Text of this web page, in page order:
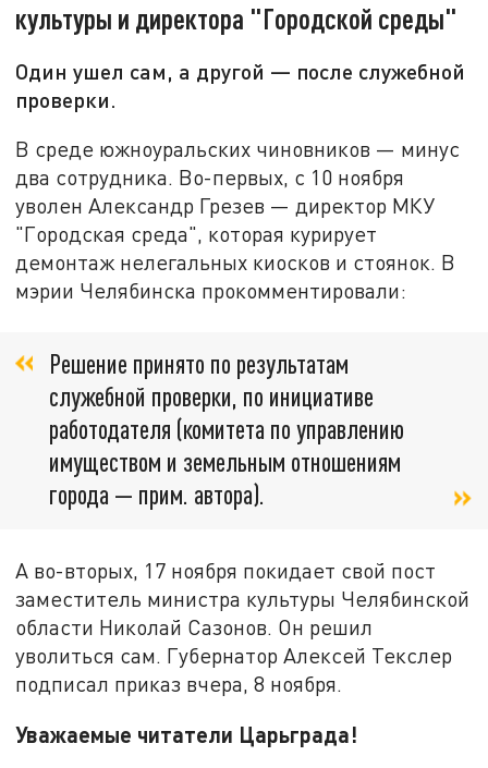
культуры и директора "Городской среды"
Один ушел сам, а другой — после служебной
проверки.
В среде южноуральских чиновников — минус
два сотрудника. Во-первых, с 10 ноября
уволен Александр Грезев — директор МКУ
"Городская среда", которая курирует
демонтаж нелегальных киосков и стоянок. В
мэрии Челябинска прокомментировали:
Решение принято по результатам
служебной проверки, по инициативе
работодателя (комитета по управлению
имуществом и земельным отношениям
города — прим. автора).
А во-вторых, 17 ноября покидает свой пост
заместитель министра культуры Челябинской
области Николай Сазонов. Он решил
уволиться сам. Губернатор Алексей Текслер
подписал приказ вчера, 8 ноября.
Уважаемые читатели Царьграда!